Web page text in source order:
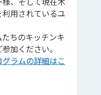
用されているユ
ちのキッチンキ
加ください。
ラムの詳細はこ